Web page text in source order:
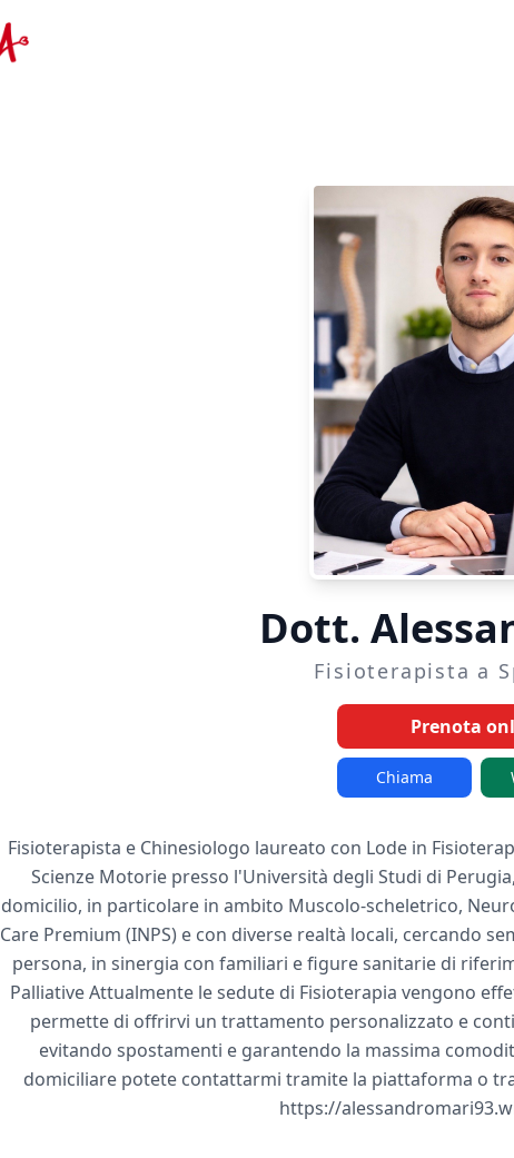
Dott.
Fisioterapista a
Prenota
Chiama
Fisioterapista e Chinesiologo laureato con Lode in
Scienze Motorie presso l'Università degli Studi di
domicilio, in particolare in ambito Muscolo-scheletrico,
Care Premium (INPS) e con diverse realtà locali, cercando
persona, in sinergia con familiari e figure sanitarie di
Palliative Attualmente le sedute di Fisioterapia vengono
permette di offrirvi un trattamento personalizzato e
evitando spostamenti e garantendo la massima
domiciliare potete contattarmi tramite la piattaforma o
https://